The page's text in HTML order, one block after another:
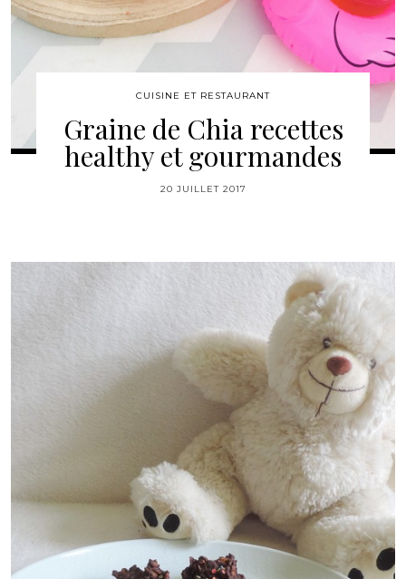
CUISINE ET RESTAURANT
Graine de Chia recettes
healthy et gourmandes
20 JUILLET 2017